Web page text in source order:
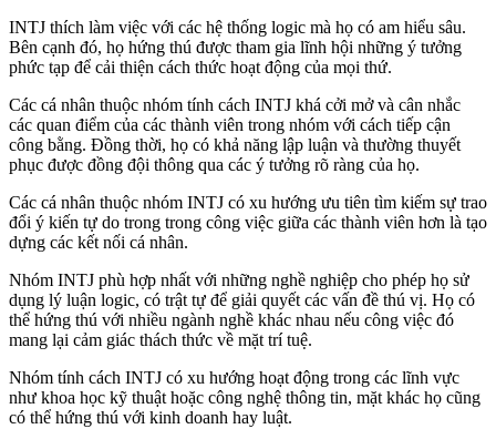
INTJ thích làm việc với các hệ thống logic mà họ có am hiểu sâu.
Bên cạnh đó, họ hứng thú được tham gia lĩnh hội những ý tưởng
phức tạp để cải thiện cách thức hoạt động của mọi thứ.
Các cá nhân thuộc nhóm tính cách INTJ khá cởi mở và cân nhắc
các quan điểm của các thành viên trong nhóm với cách tiếp cận
công bằng. Đồng thời, họ có khả năng lập luận và thường thuyết
phục được đồng đội thông qua các ý tưởng rõ ràng của họ.
Các cá nhân thuộc nhóm INTJ có xu hướng ưu tiên tìm kiếm sự trao
đổi ý kiến tự do trong trong công việc giữa các thành viên hơn là tạo
dựng các kết nối cá nhân.
Nhóm INTJ phù hợp nhất với những nghề nghiệp cho phép họ sử
dụng lý luận logic, có trật tự để giải quyết các vấn đề thú vị. Họ có
thể hứng thú với nhiều ngành nghề khác nhau nếu công việc đó
mang lại cảm giác thách thức về mặt trí tuệ.
Nhóm tính cách INTJ có xu hướng hoạt động trong các lĩnh vực
như khoa học kỹ thuật hoặc công nghệ thông tin, mặt khác họ cũng
có thể hứng thú với kinh doanh hay luật.